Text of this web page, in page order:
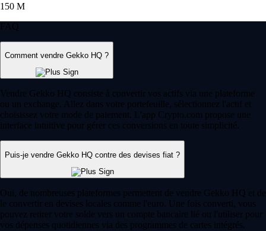
150 M
FAQ
Comment vendre Gekko HQ ?
Vendre Gekko HQ consiste à convertir vos actifs via une plateforme
ou un exchange. Allez dans votre portefeuille, sélectionnez l'actif et
choisissez votre mode de paiement. L'app Crypto.com propose une
interface intuitive pour gérer ces conversions en toute simplicité.
Puis-je vendre Gekko HQ contre des devises fiat ?
Oui, de nombreuses plateformes permettent de vendre Gekko HQ et de
le convertir en devises locales comme l'euro. Une fois converti, vous
pouvez retirer votre solde vers un compte bancaire lié ou l'utiliser pour
vos dépenses quotidiennes via des programmes de cartes intégrés.